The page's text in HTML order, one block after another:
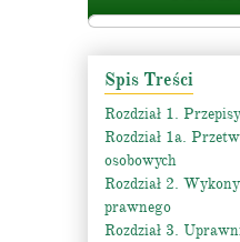
Spis Treści
Rozdział 1.
Rozdział 1a.
osobowych
Rozdział 2.
prawnego
Rozdział 3.